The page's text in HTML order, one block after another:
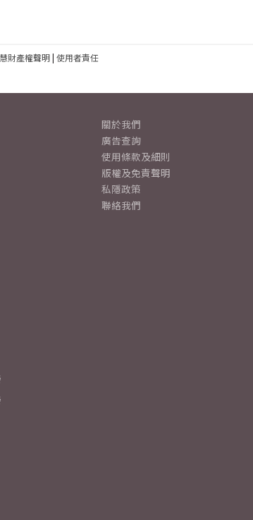
財產權聲明| 使用者責任
關於我們
廣告查詢
使用條款及細則
版權及免責聲明
私隱政策
聯絡我們